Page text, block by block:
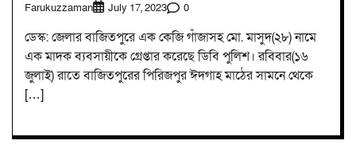
Farukuzzaman July 17, 2023 0
ডেস্ক: জেলার বাজিতপুরে এক কেজি গাঁজাসহ মো. মাসুদ(২৮) নামে
এক মাদক ব্যবসায়ীকে গ্রেপ্তার করেছে ডিবি পুলিশ। রবিবার(১৬
জুলাই) রাতে বাজিতপুরের পিরিজপুর ঈদগাহ মাঠের সামনে থেকে
[…]